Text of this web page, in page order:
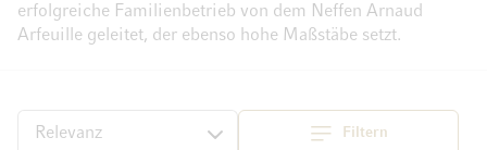
erfolgreiche Familienbetrieb von dem Neffen Arnaud
Arfeuille geleitet, der ebenso hohe Maßstäbe setzt.
Filtern
SortierenTop